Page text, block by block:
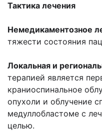
Тактика лечения
Немедикаментозное
тяжести состояния
Локальная и
терапией является
краниоспинальное
опухоли и облучение
медуллобластоме с
целью.